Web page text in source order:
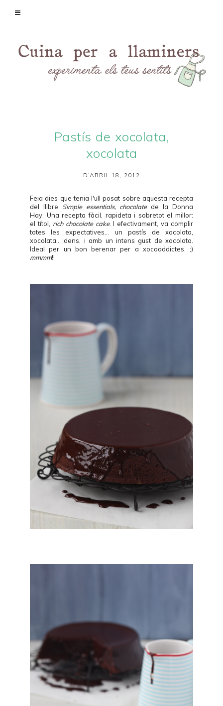
Pastís de xocolata,
xocolata
D’ABRIL 18, 2012
Feia dies que tenia l'ull posat sobre aquesta recepta
del llibre Simple essentials, chocolatede la Donna
Hay. Una recepta fàcil, rapideta i sobretot el millor:
el títol, rich chocolate cake. I efectivament, va complir
totes les expectatives... un pastís de xocolata,
xocolata... dens, i amb un intens gust de xocolata.
Ideal per un bon berenar per a xocoaddictes. ;)
mmmm!!